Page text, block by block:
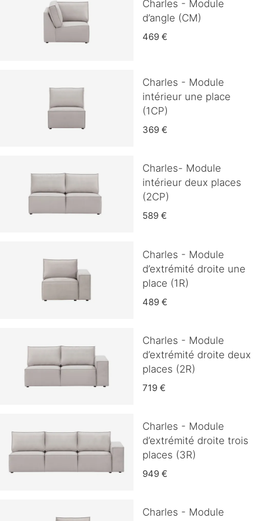
Charles - Module
d’angle (CM)
469 €
Charles - Module
intérieur une place
(1CP)
369 €
Charles- Module
intérieur deux places
(2CP)
589 €
Charles - Module
d’extrémité droite une
place (1R)
489 €
Charles - Module
d’extrémité droite deux
places (2R)
719 €
Charles - Module
d’extrémité droite trois
places (3R)
949 €
Charles - Module